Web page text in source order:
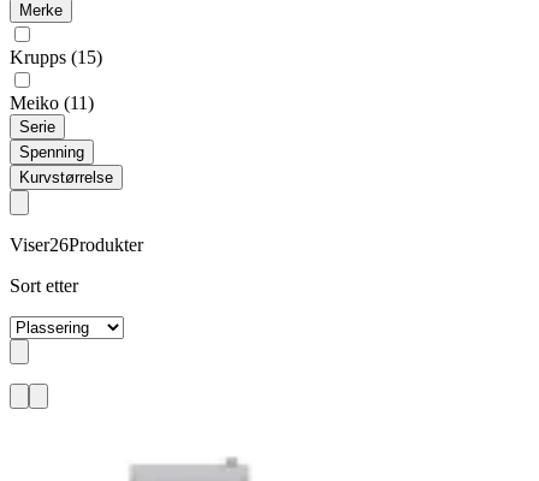
Merke
Krupps (15)
Meiko (11)
Serie
Spenning
Kurvstørrelse
Viser26Produkter
Sort etter